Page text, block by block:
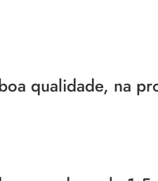
qualidade, na